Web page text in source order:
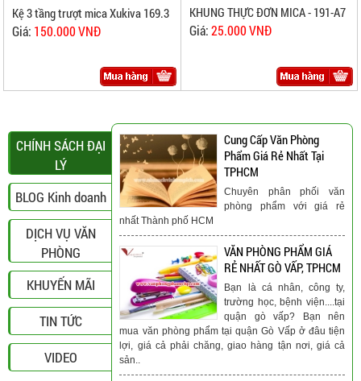
Kệ 3 tầng trượt mica Xukiva 169.3
Giá: 150.000 VNĐ
KHUNG THỰC ĐƠN MICA - 191-A7
Giá:25.000 VNĐ
CHÍNH SÁCH ĐẠI
LÝ
BLOG Kinh doanh
DỊCH VỤ VĂN
PHÒNG
KHUYẾN MÃI
TIN TỨC
VIDEO
Cung Cấp Văn Phòng
Phẩm Giá Rẻ Nhất Tại
TPHCM
Chuyên phân phối văn
phòng phẩm với giá rẻ
nhất Thành phố HCM
VĂN PHÒNG PHẨM GIÁ
RẺ NHẤT GÒ VẤP, TPHCM
Bạn là cá nhân, công ty,
trường học, bệnh viện....tại
quận gò vấp? Bạn nên
mua văn phòng phẩm tại quận Gò Vấp ở đâu tiện
lợi, giá cả phải chăng, giao hàng tận nơi, giá cả
sản..